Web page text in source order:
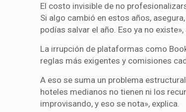
El costo invisible de no
Si algo cambió en estos años,
podías salvar el año. Eso ya no existe»,
La irrupción de plataformas como
reglas más exigentes y comisiones
A eso se suma un problema
hoteles medianos no tienen ni los
improvisando, y eso se nota», explica.